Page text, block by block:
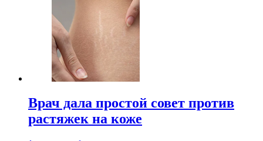
Врач дала простой совет против
растяжек на коже